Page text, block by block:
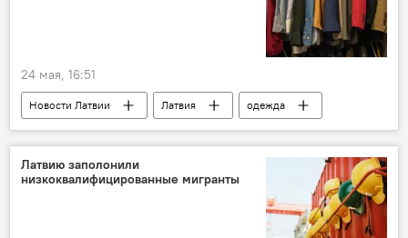
24 мая, 16:51
Новости Латвии Латвия
одежда
переработка
Латвию заполонили
низкоквалифицированные мигранты